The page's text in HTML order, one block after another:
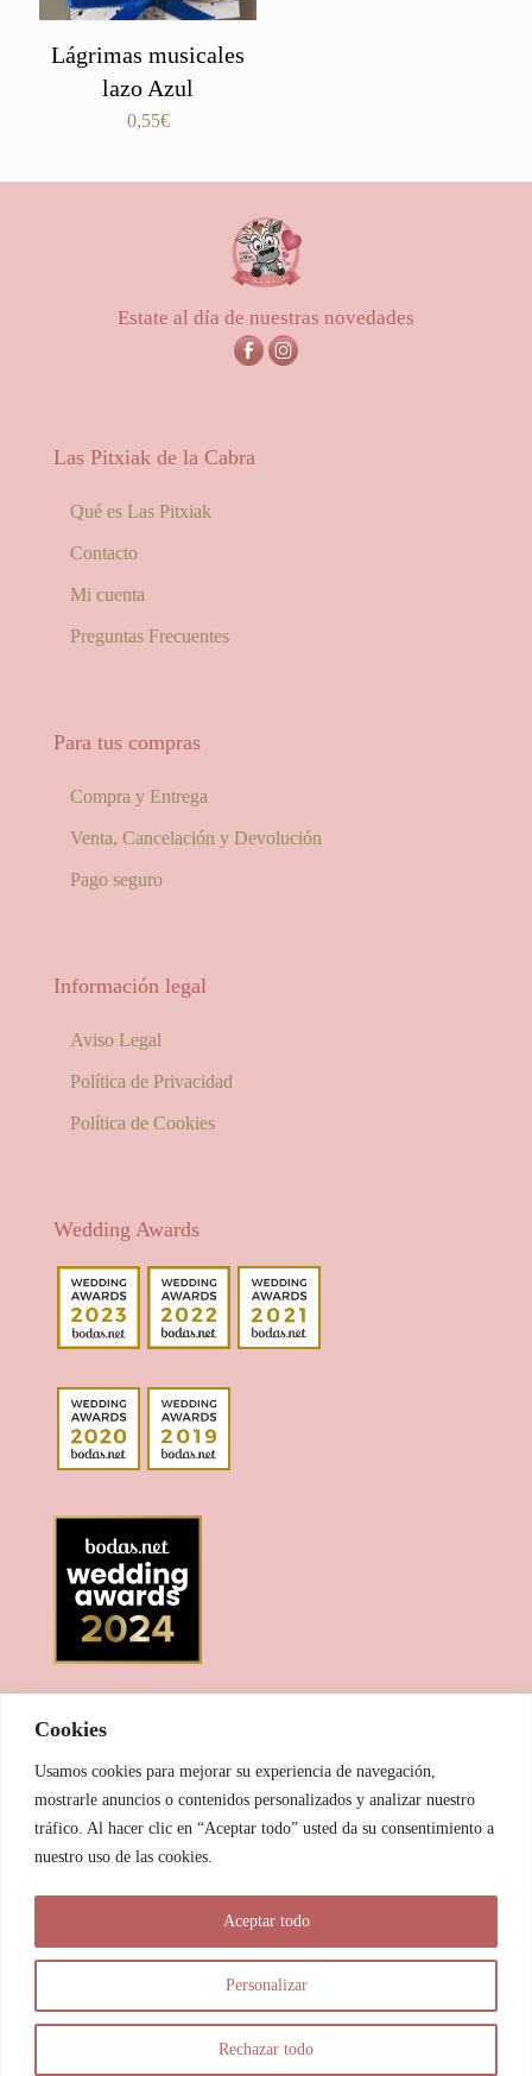
Cookies
Usamos cookies para mejorar su experiencia de navegación,
mostrarle anuncios o contenidos personalizados y analizar nuestro
tráfico. Al hacer clic en “Aceptar todo” usted da su consentimiento a
nuestro uso de las cookies.
Personalizar
Rechazar todo
Aceptar todo
Lágrimas musicales
lazo Azul
0,55€
Estate al día de nuestras novedades
Las Pitxiak de la Cabra
Qué es Las Pitxiak
Contacto
Mi cuenta
Preguntas Frecuentes
Para tus compras
Compra y Entrega
Venta, Cancelación y Devolución
Pago seguro
Información legal
Aviso Legal
Política de Privacidad
Política de Cookies
Wedding Awards
© 2025 Las Pitxiak de la Cabra
María Temprano Sanjurjo | C/ Río Aliste nº 2B, 49190, Morales
del Vino - Zamora
atención: De 9.00 a 21.00 horas (vía Whatsapp)